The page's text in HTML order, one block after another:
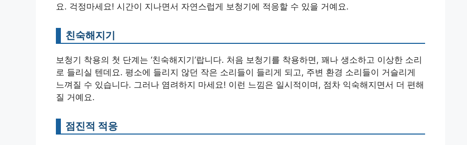
요. 걱정마세요! 시간이 지나면서 자연스럽게 보청기에 적응할 수 있을 거예요.
친숙해지기
보청기 착용의 첫 단계는 ‘친숙해지기’랍니다. 처음 보청기를 착용하면, 꽤나 생소하고 이상한 소리
로 들리실 텐데요. 평소에 들리지 않던 작은 소리들이 들리게 되고, 주변 환경 소리들이 거슬리게
느껴질 수 있습니다. 그러나 염려하지 마세요! 이런 느낌은 일시적이며, 점차 익숙해지면서 더 편해
질 거예요.
점진적 적응